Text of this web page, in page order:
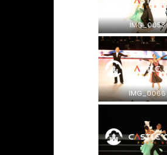
IMG_0058
IMG_0066